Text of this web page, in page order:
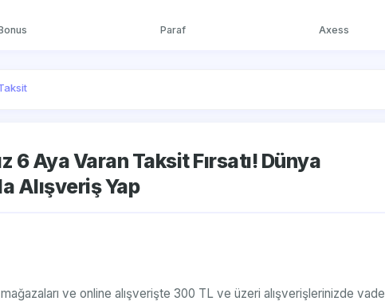
Paraf Axess
6 Aya Varan Taksit Fırsatı! Dünya
Alışveriş Yap
mağazaları ve online alışverişte 300 TL ve üzeri alışverişlerinizde vade